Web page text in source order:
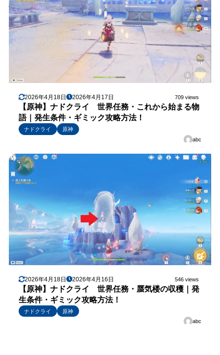
2026年4月18日 2026年4月17日 709 views
【原神】ナドクライ 世界任務・これから始まる物
語｜発生条件・ギミック攻略方法！
ナドクライ
原神
abc
2026年4月18日 2026年4月16日 546 views
【原神】ナドクライ 世界任務・蜃気楼の収穫｜発
生条件・ギミック攻略方法！
ナドクライ
原神
abc